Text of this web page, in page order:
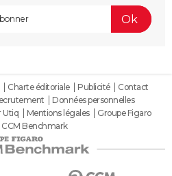
Charte éditoriale Publicité
Contact
Données personnelles
Utiq Mentions légales
Groupe Figaro
Benchmark